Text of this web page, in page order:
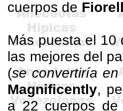
cuerpos de
Más puesta el 10
las mejores del
(se convertiría
Magnificently,
a 22 cuerpos